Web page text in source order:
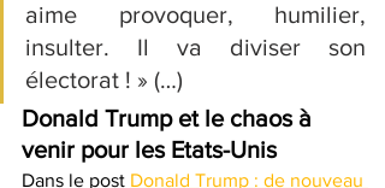
aime provoquer, humilier,
insulter. Il va diviser son
électorat ! » (…)
Donald Trump et le chaos à
venir pour les Etats-Unis
Dans le post Donald Trump : de nouveau